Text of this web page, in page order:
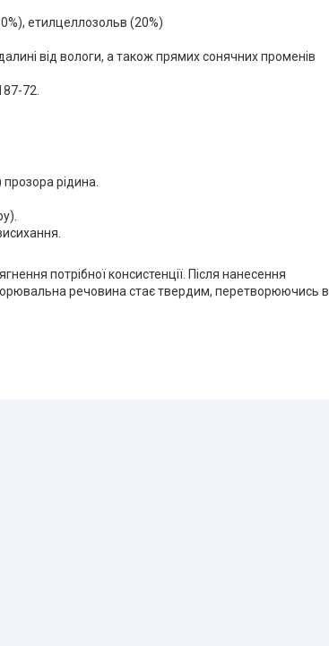
етилцеллозольв (20%)
від вологи, а також прямих сонячних променів
72.
рідина.
потрібної консистенції. Після нанесення
речовина стає твердим, перетворюючись в